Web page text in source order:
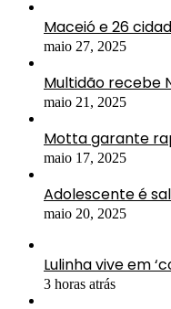
Maceió e 26
maio 27, 2025
Multidão recebe
maio 21, 2025
Motta garante
maio 17, 2025
Adolescente é
maio 20, 2025
Lulinha vive em
3 horas atrás